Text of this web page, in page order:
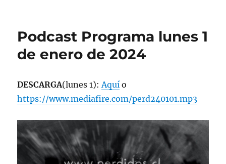
Podcast Programa lunes 1
de enero de 2024
DESCARGA(lunes 1):Aquí o
https://www.mediafire.com/perd240101.mp3